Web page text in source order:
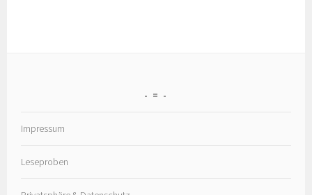
=
Impressum
Leseproben